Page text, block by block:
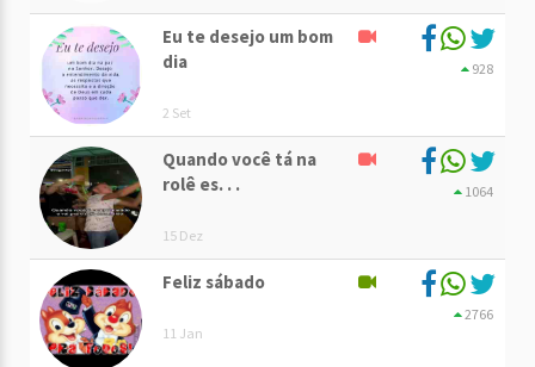
Eu te desejo um bom
dia
2 Set
928
Quando você tá na
rolê es. . .
15 Dez
1064
Feliz sábado
11 Jan
2766